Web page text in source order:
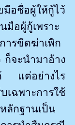
มือชื่อผู้ให้กู้ไว้
อผู้กู้เพราะ
ารขีดฆ่าเพิก
จะนำมาอ้าง
ด้ แต่อย่างไร
ฉพาะการใช้
ลักฐานเป็น